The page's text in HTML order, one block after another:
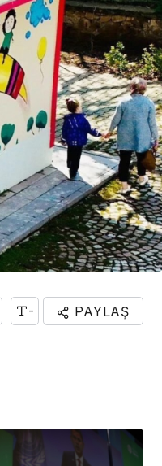
- PAYLAŞ